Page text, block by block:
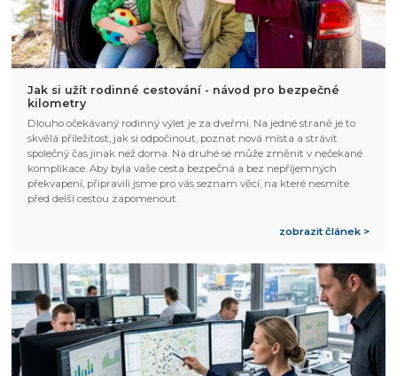
Jak si užít rodinné cestování - návod pro bezpečné
kilometry
Dlouho očekávaný rodinný výlet je za dveřmi. Na jedné straně je to
skvělá příležitost, jak si odpočinout, poznat nová místa a strávit
společný čas jinak než doma. Na druhé se může změnit v nečekané
komplikace. Aby byla vaše cesta bezpečná a bez nepříjemných
překvapení, připravili jsme pro vás seznam věcí, na které nesmíte
před delší cestou zapomenout.
zobrazit článek >